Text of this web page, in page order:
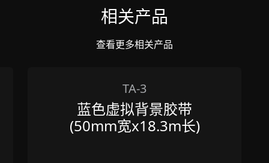
相关产品
查看更多相关产品
TA-3
蓝色虚拟背景胶带
(50mm宽x18.3m长)